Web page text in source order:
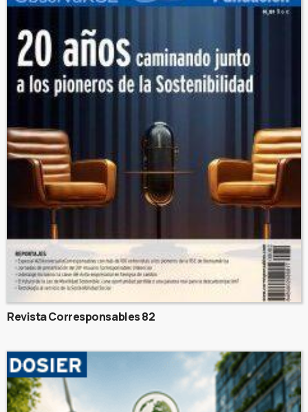
Revista Corresponsables 82